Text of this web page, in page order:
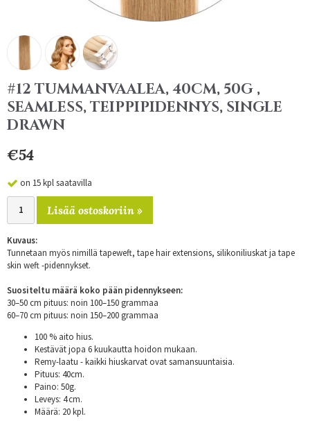
#12 TUMMANVAALEA, 40CM, 50G ,
SEAMLESS, TEIPPIPIDENNYS, SINGLE
DRAWN
€54
on 15 kpl saatavilla
Lisää ostoskoriin »
Kuvaus:
Tunnetaan myös nimillä tapeweft, tape hair extensions, silikoniliuskat ja tape
skin weft -pidennykset.
Suositeltu määrä koko pään pidennykseen:
30–50 cm pituus: noin 100–150 grammaa
60–70 cm pituus: noin 150–200 grammaa
100 % aito hius.
Kestävät jopa 6 kuukautta hoidon mukaan.
Remy-laatu - kaikki hiuskarvat ovat samansuuntaisia.
Pituus: 40cm.
Paino: 50g.
Leveys: 4 cm.
Määrä: 20 kpl.